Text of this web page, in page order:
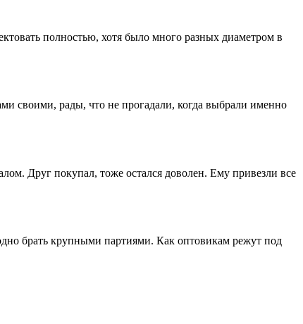
полностью, хотя было много разных диаметром в
своими, рады, что не прогадали, когда выбрали именно
Друг покупал, тоже остался доволен. Ему привезли все
брать крупными партиями. Как оптовикам режут под